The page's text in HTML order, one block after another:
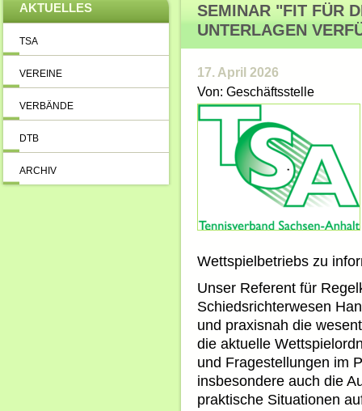
AKTUELLES
TSA
VEREINE
VERBÄNDE
DTB
ARCHIV
SEMINAR "FIT FÜR
UNTERLAGEN
17. April 2026
Von: Geschäftsstelle
Wettspielbetriebs zu
Unser Referent für
Schiedsrichterwesen
und praxisnah die
die aktuelle
und Fragestellungen im
insbesondere auch die
praktische Situationen